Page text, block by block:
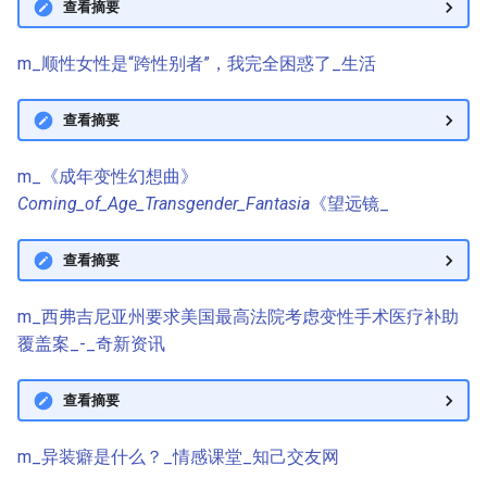
查看摘要
m_顺性女性是“跨性别者”，我完全困惑了_生活
查看摘要
m_《成年变性幻想曲》
Coming_of_Age_Transgender_Fantasia 《望远镜_
查看摘要
m_西弗吉尼亚州要求美国最高法院考虑变性手术医疗补助
覆盖案_-_奇新资讯
查看摘要
m_异装癖是什么？_情感课堂_知己交友网